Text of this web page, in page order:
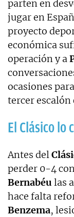
parten en
jugar en
proyecto
económica
operación y a
ocasiones
tercer escalón
El Clásico lo
Antes del
perder 0-4
Bernabéu las
hace falta
Benzema,